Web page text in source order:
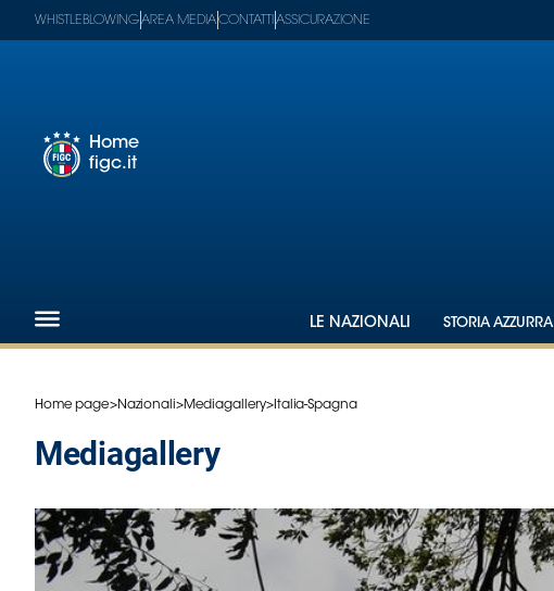
Footer
Tecnici
SGS
Serie
Women
Femminile
Museo
WHISTLEBLOWINGAREA MEDIACONTATTI ASSICURAZIONE
Home
figc.it
LE NAZIONALI STORIA AZZURRA
Home page>Nazionali>Mediagallery> Italia-Spagna
mediagallery